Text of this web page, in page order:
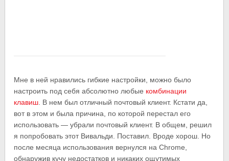
Мне в ней нравились гибкие настройки, можно было
настроить под себя абсолютно любые комбинации
клавиш. В нем был отличный почтовый клиент. Кстати да,
вот в этом и была причина, по которой перестал его
использовать — убрали почтовый клиент. В общем, решил
я попробовать этот Вивальди. Поставил. Вроде хорош. Но
после месяца использования вернулся на Chrome,
обнаружив кучу недостатков и никаких ощутимых